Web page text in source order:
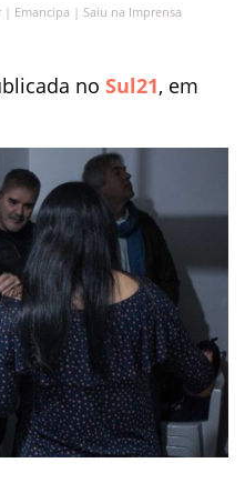
| Emancipa | Saiu na Imprensa
no Sul21, em